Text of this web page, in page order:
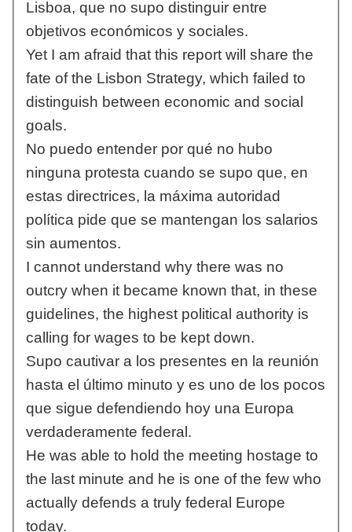
Lisboa, que no supo distinguir entre
objetivos económicos y sociales.
Yet I am afraid that this report will share the
fate of the Lisbon Strategy, which failed to
distinguish between economic and social
goals.
No puedo entender por qué no hubo
ninguna protesta cuando se supo que, en
estas directrices, la máxima autoridad
política pide que se mantengan los salarios
sin aumentos.
I cannot understand why there was no
outcry when it became known that, in these
guidelines, the highest political authority is
calling for wages to be kept down.
Supo cautivar a los presentes en la reunión
hasta el último minuto y es uno de los pocos
que sigue defendiendo hoy una Europa
verdaderamente federal.
He was able to hold the meeting hostage to
the last minute and he is one of the few who
actually defends a truly federal Europe
today.